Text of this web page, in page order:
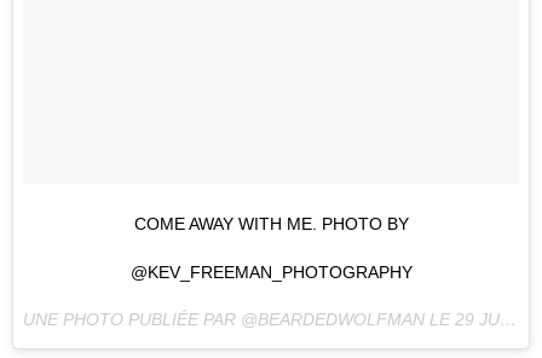
COME AWAY WITH ME. PHOTO BY
@KEV_FREEMAN_PHOTOGRAPHY
UNE PHOTO PUBLIÉE PAR @BEARDEDWOLFMAN LE 29 JUIL. 2016 À 9H55 PDT